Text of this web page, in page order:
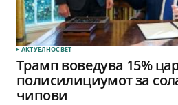
АКТУЕЛНОСВЕТ
Трамп воведува 15%
полисилициумот за
чипови